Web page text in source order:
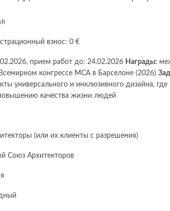
взнос: 0 €
прием работ до: 24.02.2026 Награды:
конгрессе МСА в Барселоне (2026)
универсального и инклюзивного дизайна,
качества жизни людей
(или их клиенты с разрешения)
Союз Архитекторов